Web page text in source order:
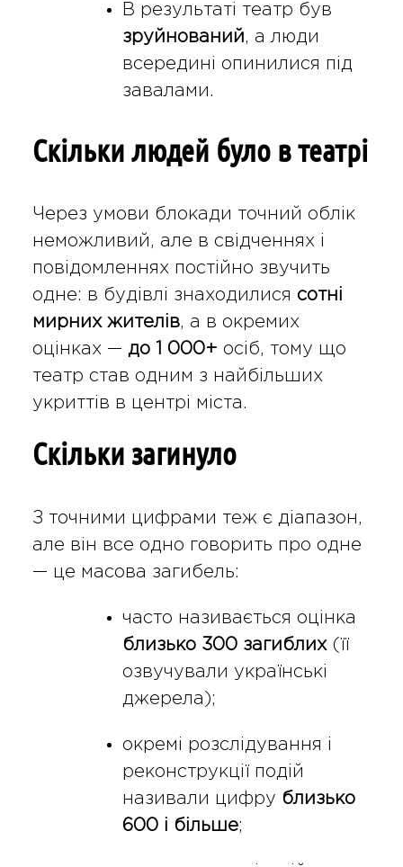
В результаті театр був
зруйнований, а люди
всередині опинилися під
завалами.
Скільки людей було в театрі
Через умови блокади точний облік
неможливий, але в свідченнях і
повідомленнях постійно звучить
одне: в будівлі знаходилися сотні
мирних жителів, а в окремих
оцінках — до 1 000+ осіб, тому що
театр став одним з найбільших
укриттів в центрі міста.
Скільки загинуло
З точними цифрами теж є діапазон,
але він все одно говорить про одне
— це масова загибель:
часто називається оцінка
близько 300 загиблих(її
озвучували українські
джерела);
окремі розслідування і
реконструкції подій
називали цифру близько
600 і більше;